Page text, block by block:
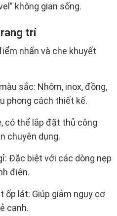
không gian sống.
trí
nhấn và che khuyết
sắc: Nhôm, inox, đồng,
phong cách thiết kế.
có thể lắp đặt thủ công
chuyên dụng.
Đặc biệt với các dòng nẹp
điện.
ốp lát: Giúp giảm nguy cơ
cạnh.